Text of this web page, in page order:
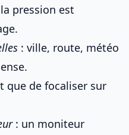
pression est
: ville, route, météo
que de focaliser sur
: un moniteur